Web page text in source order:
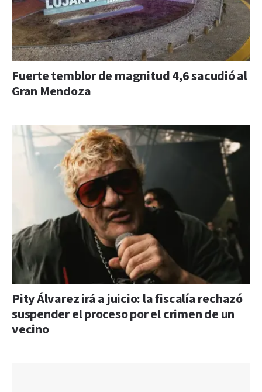
Fuerte temblor de magnitud 4,6 sacudió al
Gran Mendoza
Pity Álvarez irá a juicio: la fiscalía rechazó
suspender el proceso por el crimen de un
vecino